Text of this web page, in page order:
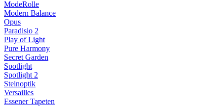
ModeRolle
Modern Balance
Opus
Paradisio 2
Play of Light
Pure Harmony
Secret Garden
Spotlight
Spotlight 2
Steinoptik
Versailles
Essener Tapeten